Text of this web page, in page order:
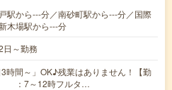
駅から---分／南砂町駅から---分／国際
木場駅から---分
日～勤務
時間～」OK♪残業はありません！【勤
：7～12時フルタ…